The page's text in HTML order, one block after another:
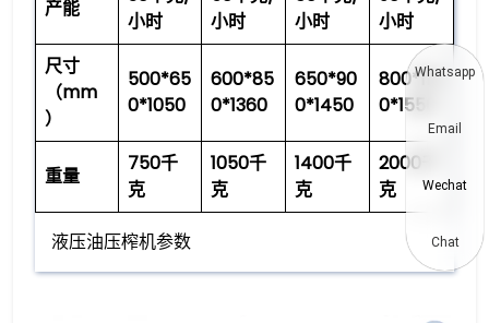
产能
小时
小时
小时
小时
尺寸
（mm
）
500*65
0*1050
600*85
0*1360
650*90
0*1450
800*110
0*1550
重量
750千
克
1050千
克
1400千
克
2000
克
液压油压榨机参数
Whatsapp
Email
Wechat
Chat